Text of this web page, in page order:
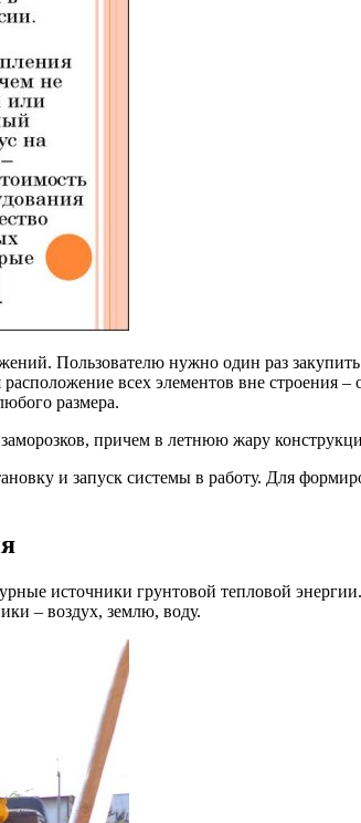
Пользователю нужно один раз
всех элементов вне строения
размера.
причем в летнюю жару
и запуск системы в работу. Для
источники грунтовой тепловой
– воздух, землю, воду.